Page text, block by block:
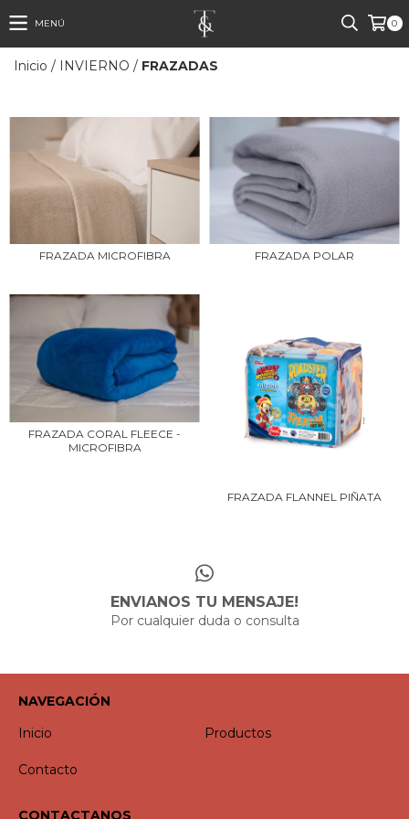
MENÚ 0
Inicio / INVIERNO / FRAZADAS
FRAZADA MICROFIBRA FRAZADA POLAR
FRAZADA CORAL FLEECE -
MICROFIBRA
FRAZADA FLANNEL PIÑATA
ENVIANOS TU MENSAJE!
Por cualquier duda o consulta
NAVEGACIÓN
Inicio
Productos
Contacto
CONTACTANOS